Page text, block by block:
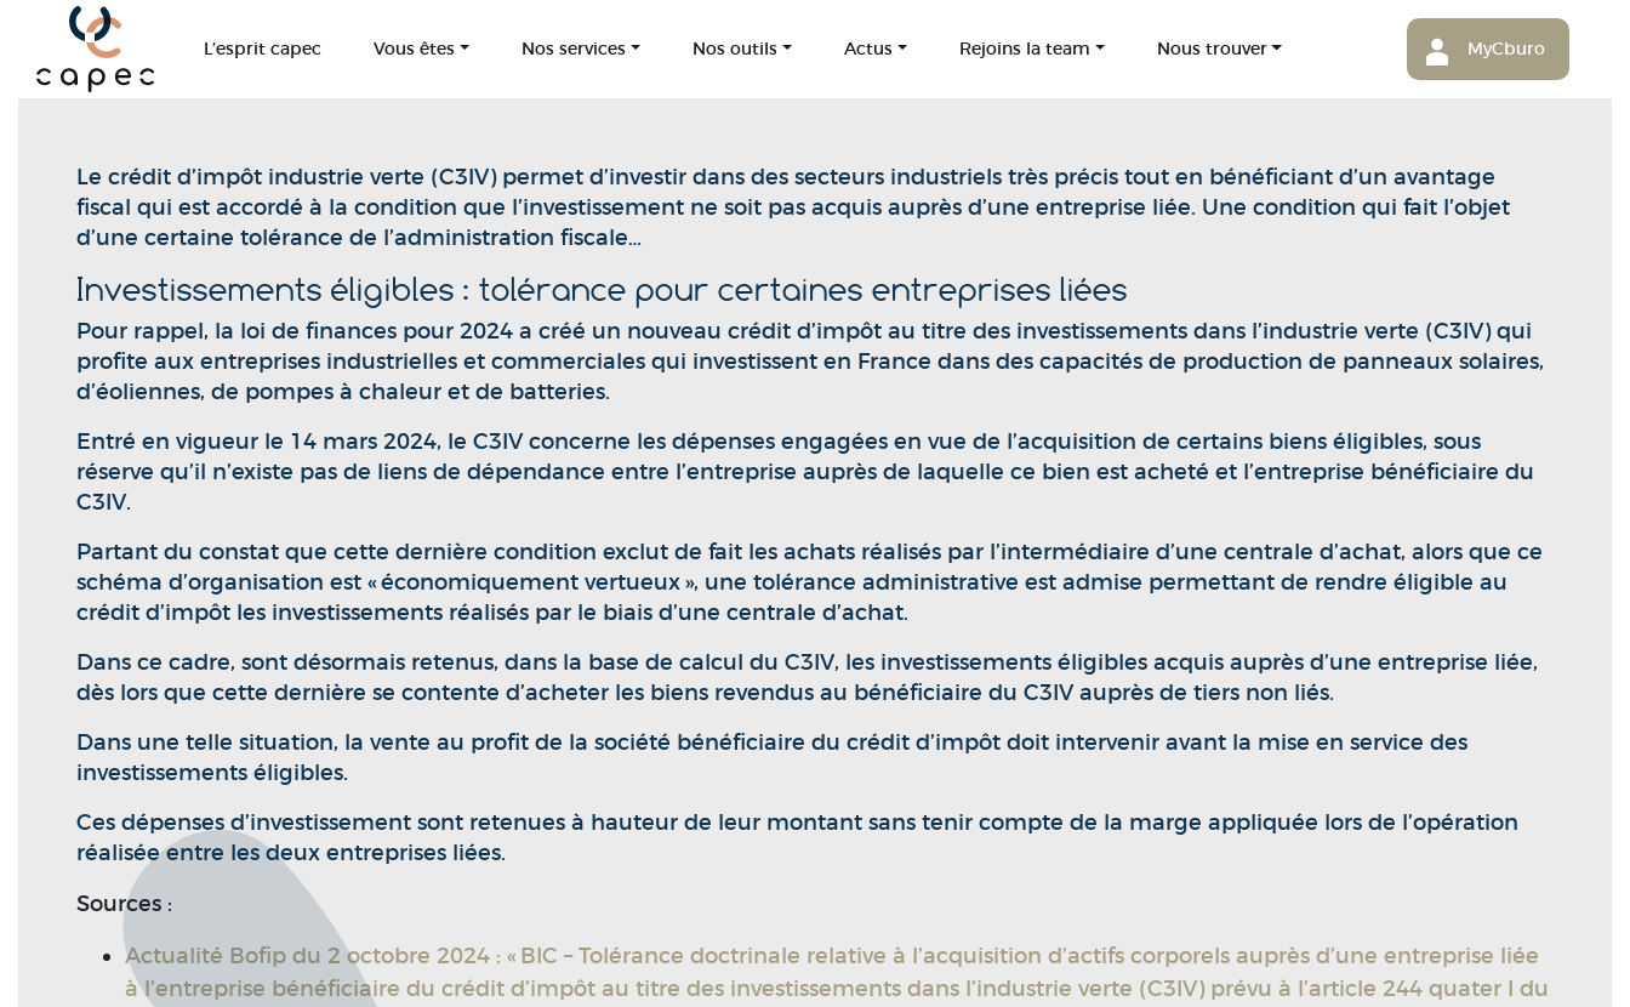
Panneau de gestion des cookies
L’esprit capec Vous êtes Nos services Nos outils Actus Rejoins la team Nous trouver MyCburo
Le crédit d’impôt industrie verte (C3IV) permet d’investir dans des secteurs industriels très précis tout en bénéficiant d’un avantage
fiscal qui est accordé à la condition que l’investissement ne soit pas acquis auprès d’une entreprise liée. Une condition qui fait l’objet
d’une certaine tolérance de l’administration fiscale…
Investissements éligibles : tolérance pour certaines entreprises liées
Pour rappel, la loi de finances pour 2024 a créé un nouveau crédit d’impôt au titre des investissements dans l’industrie verte (C3IV) qui
profite aux entreprises industrielles et commerciales qui investissent en France dans des capacités de production de panneaux solaires,
d’éoliennes, de pompes à chaleur et de batteries.
Entré en vigueur le 14 mars 2024, le C3IV concerne les dépenses engagées en vue de l’acquisition de certains biens éligibles, sous
réserve qu’il n’existe pas de liens de dépendance entre l’entreprise auprès de laquelle ce bien est acheté et l’entreprise bénéficiaire du
C3IV.
Partant du constat que cette dernière condition exclut de fait les achats réalisés par l’intermédiaire d’une centrale d’achat, alors que ce
schéma d’organisation est « économiquement vertueux », une tolérance administrative est admise permettant de rendre éligible au
crédit d’impôt les investissements réalisés par le biais d’une centrale d’achat.
Dans ce cadre, sont désormais retenus, dans la base de calcul du C3IV, les investissements éligibles acquis auprès d’une entreprise liée,
dès lors que cette dernière se contente d’acheter les biens revendus au bénéficiaire du C3IV auprès de tiers non liés.
Dans une telle situation, la vente au profit de la société bénéficiaire du crédit d’impôt doit intervenir avant la mise en service des
investissements éligibles.
Ces dépenses d’investissement sont retenues à hauteur de leur montant sans tenir compte de la marge appliquée lors de l’opération
réalisée entre les deux entreprises liées.
Sources :
Actualité Bofip du 2 octobre 2024 : « BIC – Tolérance doctrinale relative à l’acquisition d’actifs corporels auprès d’une entreprise liée
à l’entreprise bénéficiaire du crédit d’impôt au titre des investissements dans l’industrie verte (C3IV) prévu à l’article 244 quater I du